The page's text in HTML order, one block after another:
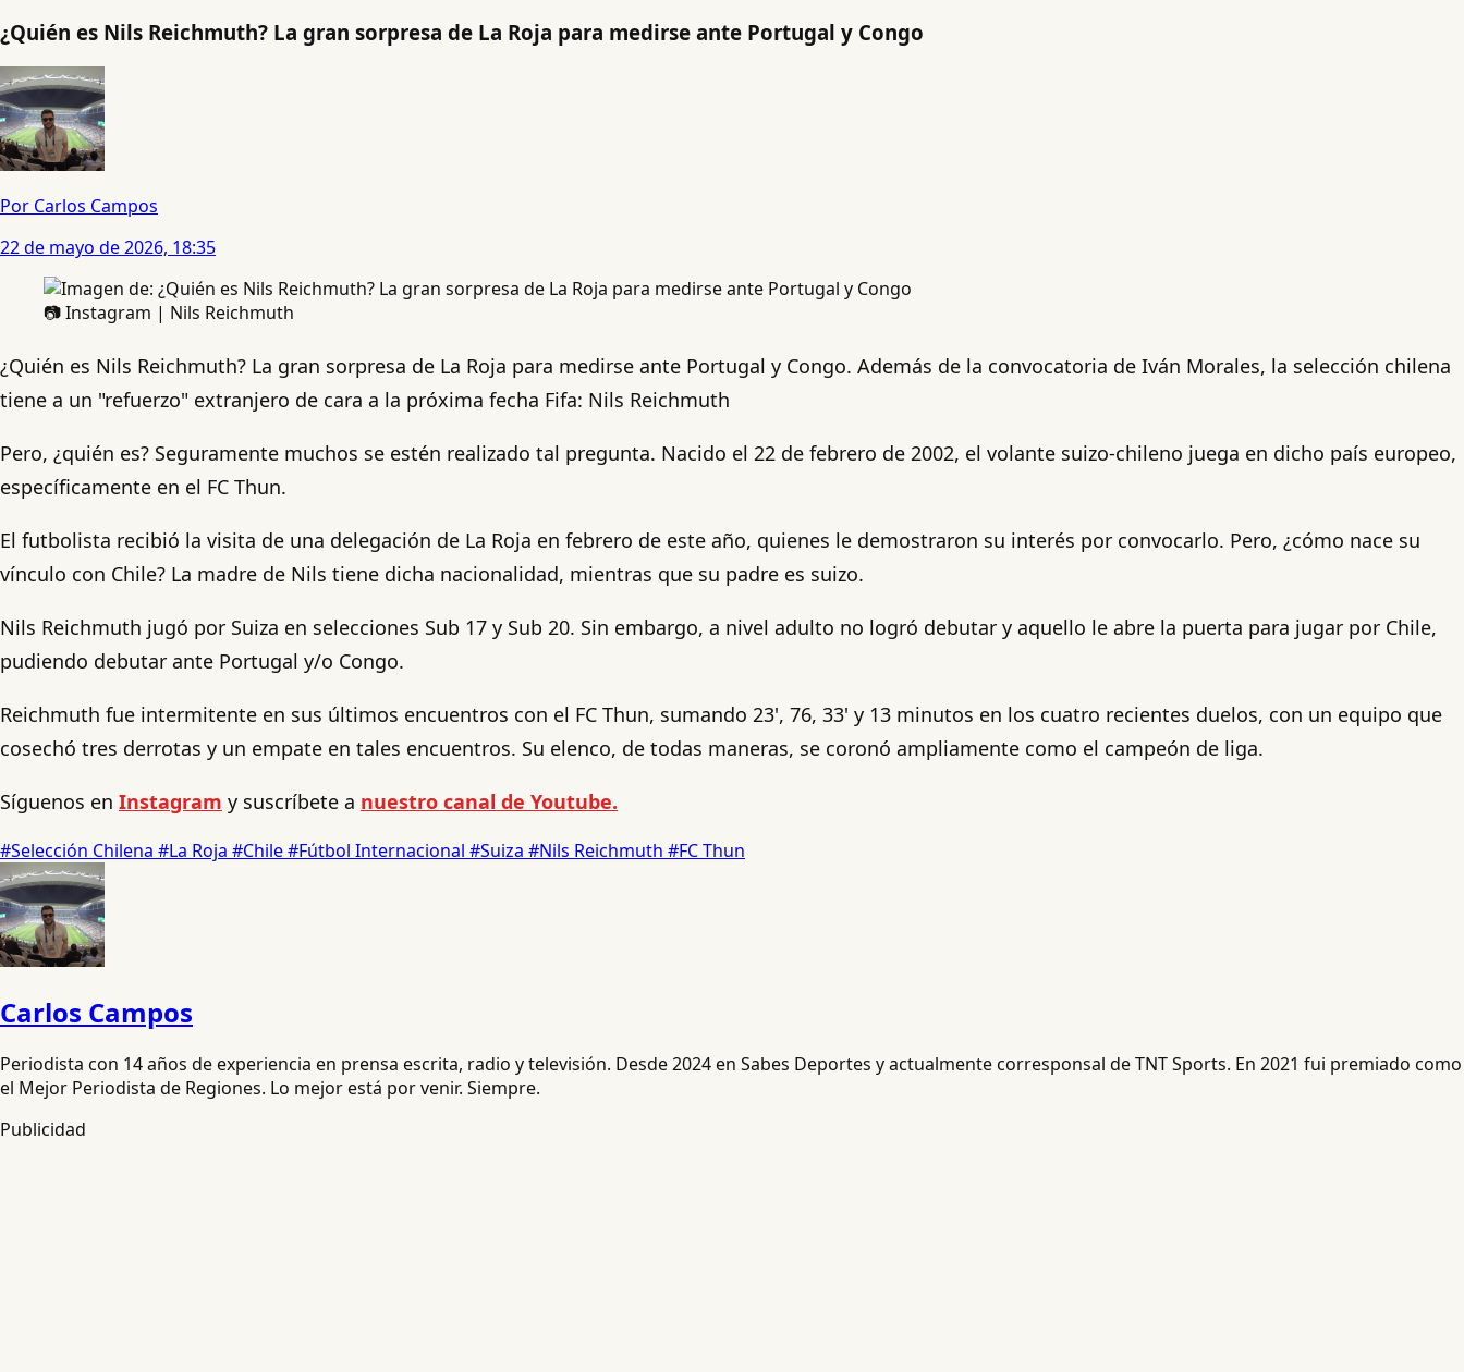
¿Quién es Nils Reichmuth? La gran sorpresa de La Roja para medirse ante Portugal y Congo
Por Carlos Campos
22 de mayo de 2026, 18:35
📷 Instagram | Nils Reichmuth
¿Quién es Nils Reichmuth? La gran sorpresa de La Roja para medirse ante Portugal y Congo. Además de la convocatoria de Iván Morales, la selección chilena
tiene a un "refuerzo" extranjero de cara a la próxima fecha Fifa: Nils Reichmuth
Pero, ¿quién es? Seguramente muchos se estén realizado tal pregunta. Nacido el 22 de febrero de 2002, el volante suizo-chileno juega en dicho país europeo,
específicamente en el FC Thun.
El futbolista recibió la visita de una delegación de La Roja en febrero de este año, quienes le demostraron su interés por convocarlo. Pero, ¿cómo nace su
vínculo con Chile? La madre de Nils tiene dicha nacionalidad, mientras que su padre es suizo.
Nils Reichmuth jugó por Suiza en selecciones Sub 17 y Sub 20. Sin embargo, a nivel adulto no logró debutar y aquello le abre la puerta para jugar por Chile,
pudiendo debutar ante Portugal y/o Congo.
Reichmuth fue intermitente en sus últimos encuentros con el FC Thun, sumando 23', 76, 33' y 13 minutos en los cuatro recientes duelos, con un equipo que
cosechó tres derrotas y un empate en tales encuentros. Su elenco, de todas maneras, se coronó ampliamente como el campeón de liga.
Síguenos en Instagram y suscríbete a nuestro canal de Youtube.
#Selección Chilena #La Roja #Chile#Fútbol Internacional #Suiza #Nils Reichmuth #FC Thun
Carlos Campos
Periodista con 14 años de experiencia en prensa escrita, radio y televisión. Desde 2024 en Sabes Deportes y actualmente corresponsal de TNT Sports. En 2021 fui premiado como
el Mejor Periodista de Regiones. Lo mejor está por venir. Siempre.
Publicidad